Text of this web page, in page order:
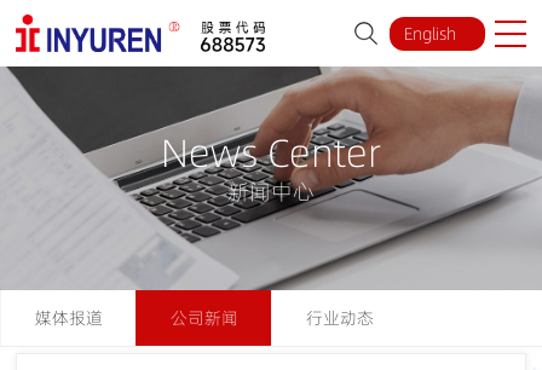
English
News Center
新闻中心
媒体报道 公司新闻 行业动态